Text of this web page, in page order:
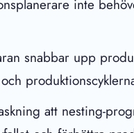
inte
snabbar upp
att nesting-